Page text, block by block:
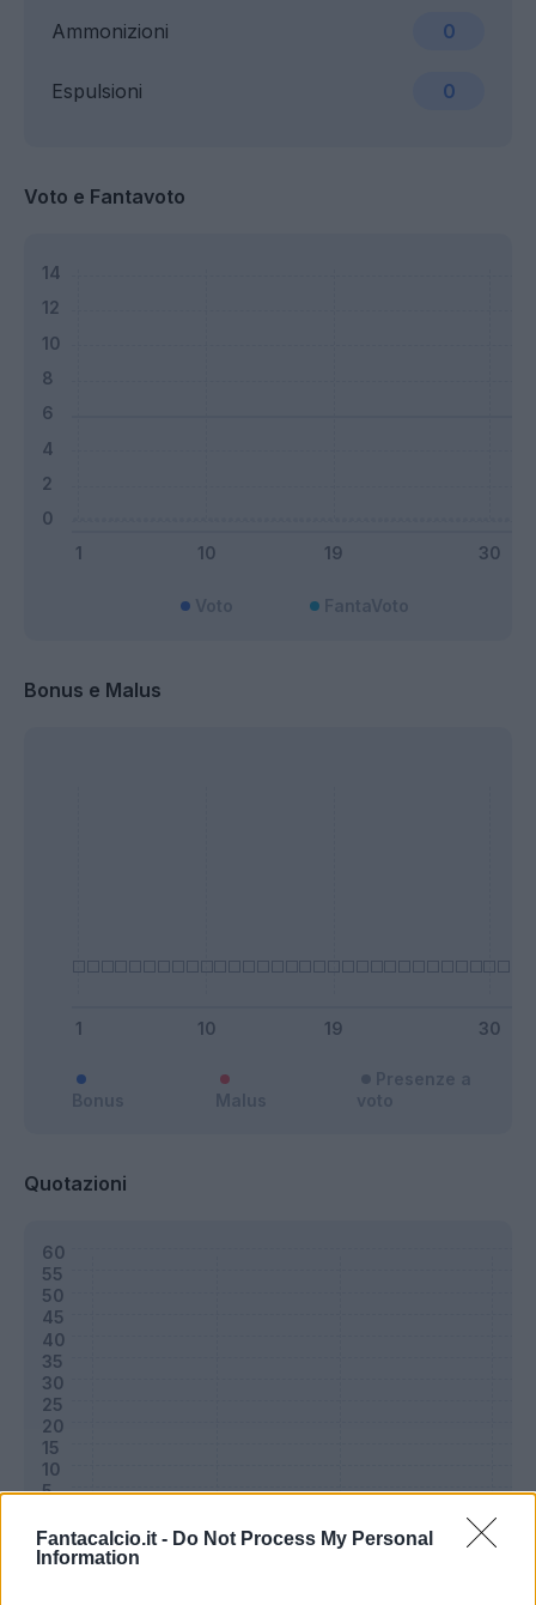
Fantacalcio.it - Do Not Process My Personal
Information
Ammonizioni 0
Espulsioni 0
Voto e Fantavoto
Bonus e Malus
Quotazioni